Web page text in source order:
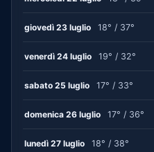
giovedì 23 luglio 18° / 37°
venerdì 24 luglio 19° / 32°
sabato 25 luglio 17° / 33°
domenica 26 luglio 17° / 36°
lunedì 27 luglio 18° / 38°